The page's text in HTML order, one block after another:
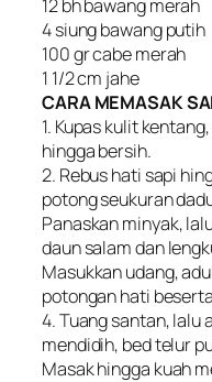
12 bh bawang merah
4 siung bawang putih
100 gr cabe merah
1 1/2 cm jahe
CARA MEMASAK
1. Kupas kulit
hingga bersih.
2. Rebus hati sapi
potong seukuran
Panaskan minyak,
daun salam dan
Masukkan udang,
potongan hati
4. Tuang santan, lalu
mendidih, bed telur
Masak hingga kuah